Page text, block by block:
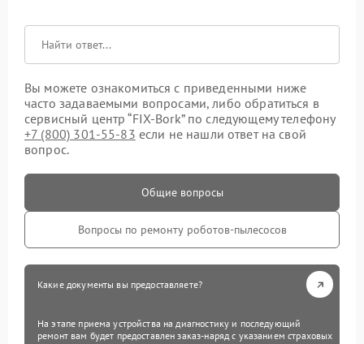
Вы можете ознакомиться с приведенными ниже
часто задаваемыми вопросами, либо обратиться в
сервисный центр “FIX-Bork” по следующему телефону
+7 (800) 301-55-83 если не нашли ответ на свой
вопрос.
Общие вопросы
Вопросы по ремонту роботов-пылесосов
Какие документы вы предоставляете?
На этапе приема устройства на диагностику и последующий
ремонт вам будет предоставлен заказ-наряд с указанием страховых